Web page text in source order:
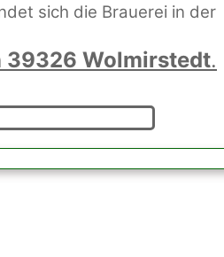
sich die Brauerei in der
39326 Wolmirstedt.